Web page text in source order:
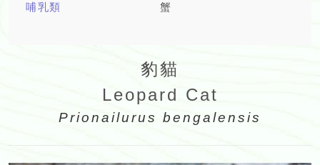
哺乳類 蟹
豹貓
Leopard Cat
Prionailurus bengalensis